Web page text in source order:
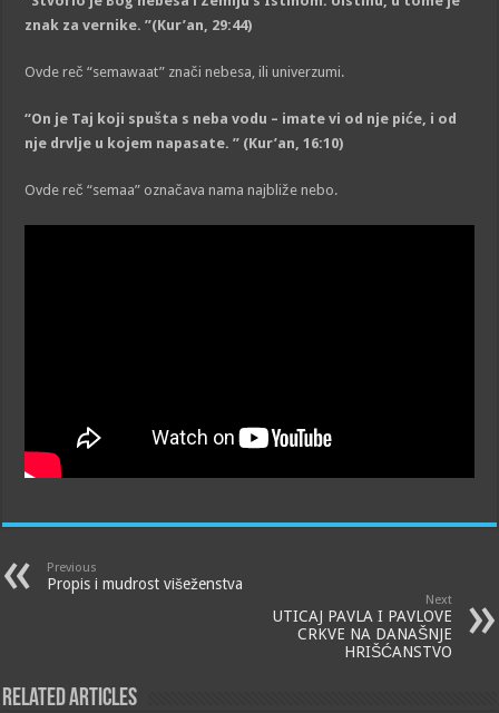
znak za vernike. ”(Kur’an, 29:44)
Ovde reč “semawaat” znači nebesa, ili univerzumi.
“On je Taj koji spušta s neba vodu – imate vi od nje piće, i od
nje drvlje u kojem napasate. ” (Kur’an, 16:10)
Ovde reč “semaa” označava nama najbliže nebo.
Previous
Propis i mudrost višeženstva
Next
UTICAJ PAVLA I PAVLOVE
CRKVE NA DANAŠNJE
HRIŠĆANSTVO
Related Articles